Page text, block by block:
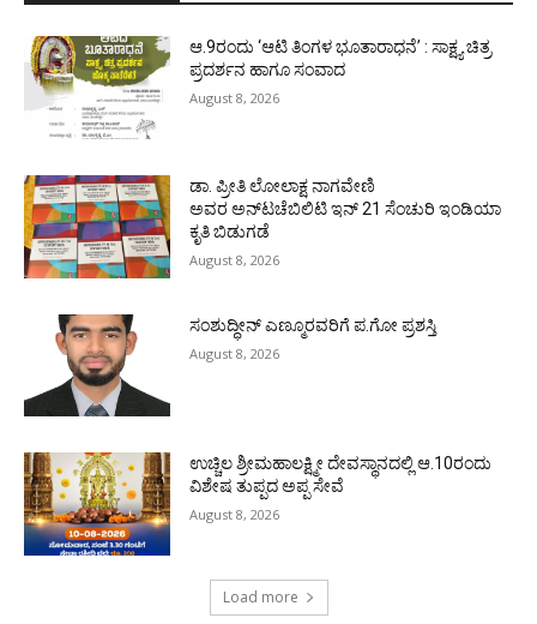
ಆ.9ರಂದು ‘ಆಟಿ ತಿಂಗಳ ಭೂತಾರಾಧನೆ’ : ಸಾಕ್ಷ್ಯ ಚಿತ್ರ
ಪ್ರದರ್ಶನ ಹಾಗೂ ಸಂವಾದ
August 8, 2026
ಡಾ. ಪ್ರೀತಿ ಲೋಲಾಕ್ಷ ನಾಗವೇಣಿ
ಅವರ ಅನ್‌ಟಚೆಬಿಲಿಟಿ ಇನ್ 21 ಸೆಂಚುರಿ ಇಂಡಿಯಾ
ಕೃತಿ ಬಿಡುಗಡೆ
August 8, 2026
ಸಂಶುದ್ಧೀನ್ ಎಣ್ಮೂರವರಿಗೆ ಪ.ಗೋ ಪ್ರಶಸ್ತಿ
August 8, 2026
ಉಚ್ಚಿಲ ಶ್ರೀಮಹಾಲಕ್ಷ್ಮೀ ದೇವಸ್ಥಾನದಲ್ಲಿ ಆ.10ರಂದು
ವಿಶೇಷ ತುಪ್ಪದ ಅಪ್ಪ ಸೇವೆ
August 8, 2026
Load more